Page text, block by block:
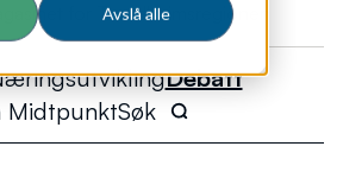
Avslå alle
for Trondheimsregionen
Debatt
MidtpunktSøk